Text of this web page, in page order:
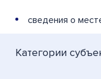
сведения о
Категории